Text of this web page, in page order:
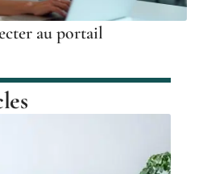
au portail